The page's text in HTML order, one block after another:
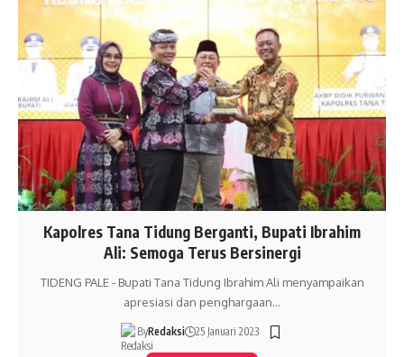
Kapolres Tana Tidung Berganti, Bupati Ibrahim
Ali: Semoga Terus Bersinergi
TIDENG PALE - Bupati Tana Tidung Ibrahim Ali menyampaikan
apresiasi dan penghargaan…
ByRedaksi 25 Januari 2023